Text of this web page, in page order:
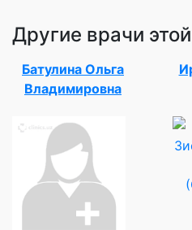
Другие врачи
Батулина Ольга
Владимировна